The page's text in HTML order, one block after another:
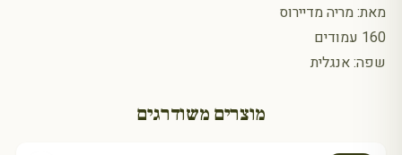
מאת: מריה מדיירוס
160 עמודים
שפה: אנגלית
מוצרים משודרגים